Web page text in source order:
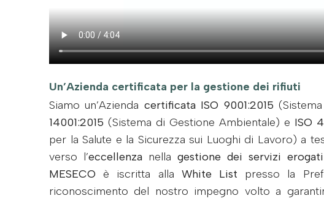
Un’Azienda certificata per la gestione dei rifiuti
Siamo un’Azienda certificata ISO 9001:2015
14001:2015 (Sistema di Gestione Ambientale) e ISO
per la Salute e la Sicurezza sui Luoghi di Lavoro) a
verso l’eccellenza nellagestione dei servizi
MESECO è iscritta alla White List presso la
riconoscimento del nostro impegno volto a